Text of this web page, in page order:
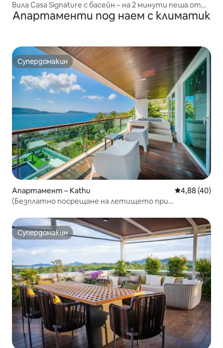
Вила Casa Signature с басейн – на 2 минути пеша от
Ikea
Апартаменти под наем с климатик
Супердомакин
Супердомакин
Апартамент – Kathu Средна
4,88 (40)
(Безплатно посрещане на летището при
апартамент с 3 спални и площ 160 кв. м с изглед към
морето в Патонг
Супердомакин
Супердомакин